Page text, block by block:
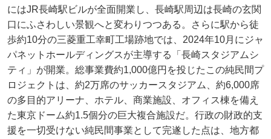
にはJR長崎駅ビルが全面開業し、長崎駅周辺は長崎の玄関
口にふさわしい景観へと変わりつつある。さらに駅から徒
歩約10分の三菱重工幸町工場跡地では、2024年10月にジャ
パネットホールディングスが主導する「長崎スタジアムシ
ティ」が開業。総事業費約1,000億円を投じたこの純民間プ
ロジェクトは、約2万席のサッカースタジアム、約6,000席
の多目的アリーナ、ホテル、商業施設、オフィス棟を備え
た東京ドーム約1.5個分の巨大複合施設だ。行政の財政的支
援を一切受けない純民間事業として完遂した点は、地方都